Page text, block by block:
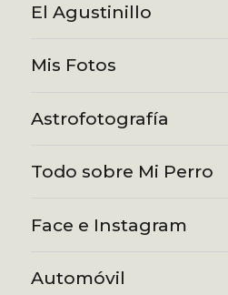
El Agustinillo
Mis Fotos
Astrofotografía
Todo sobre Mi Perro
Face e Instagram
Automóvil